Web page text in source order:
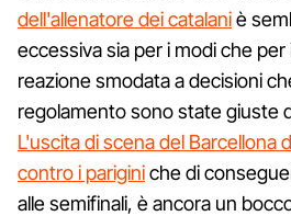
dell'allenatore dei catalaniè
eccessiva sia per i modi che per
reazione smodata a decisioni
regolamento sono state giuste
L'uscita di scena del Barcellona
contro i pariginiche di
alle semifinali, è ancora un